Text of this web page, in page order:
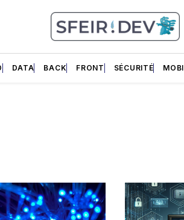
DATA BACK FRONT SÉCURITÉ